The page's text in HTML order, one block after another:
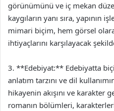
görünümünü ve iç mekan
kaygıların yanı sıra, yapının
mimari biçim, hem görsel
ihtiyaçlarını karşılayacak
3. **Edebiyat:** Edebiyatta
anlatım tarzını ve dil
hikayenin akışını ve karakter
romanın bölümleri,